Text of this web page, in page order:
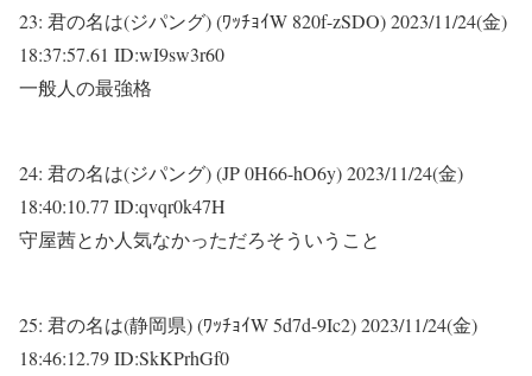
23: 君の名は(ジパング) (ﾜｯﾁｮｲW 820f-zSDO)2023/11/24(金)
18:37:57.61 ID:wI9sw3r60
一般人の最強格
24: 君の名は(ジパング) (JP 0H66-hO6y)2023/11/24(金)
18:40:10.77 ID:qvqr0k47H
守屋茜とか人気なかっただろそういうこと
25: 君の名は(静岡県) (ﾜｯﾁｮｲW 5d7d-9Ic2)2023/11/24(金)
18:46:12.79 ID:SkKPrhGf0